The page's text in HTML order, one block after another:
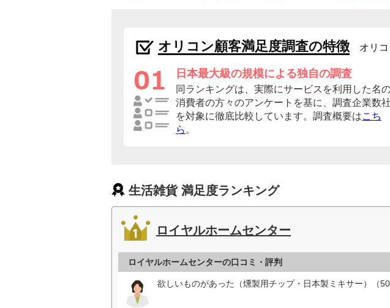
オリコン顧客満足度調査の特徴 オリ
日本最大級の規模による独自の調査
同ランキングは、実際にサービスを利用した名
消費者の方々のアンケートを基に、調査企業数社
を対象に徹底比較しています。調査概要はこち
ら 。
生活雑貨 満足度ランキング
ロイヤルホームセンター
ロイヤルホームセンターの口コミ・評判
欲しいものがあった（燻製用チップ・日本製ミキサー）（50